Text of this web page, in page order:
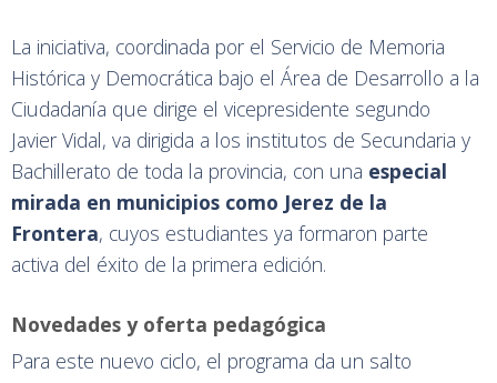
La iniciativa, coordinada por el Servicio de Memoria
Histórica y Democrática bajo el Área de Desarrollo a la
Ciudadanía que dirige el vicepresidente segundo
Javier Vidal, va dirigida a los institutos de Secundaria y
Bachillerato de toda la provincia, con una especial
mirada en municipios como Jerez de la
Frontera, cuyos estudiantes ya formaron parte
activa del éxito de la primera edición.
Novedades y oferta pedagógica
Para este nuevo ciclo, el programa da un salto